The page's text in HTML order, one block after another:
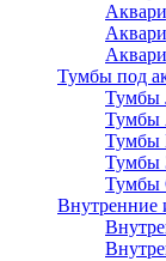
Тумбы под
Тумбы
Тумбы
Тумбы
Тумбы
Тумбы
Внутренние